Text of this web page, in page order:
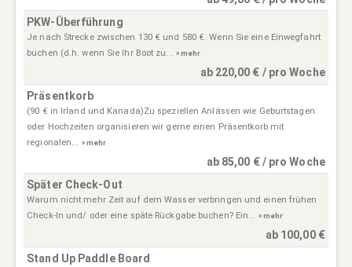
PKW-Überführung
Je nach Strecke zwischen 130 € und 580 €. Wenn Sie eine Einwegfahrt
buchen (d.h. wenn Sie Ihr Boot zu... » mehr
ab 220,00 € / pro Woche
Präsentkorb
(90 € in Irland und Kanada)Zu speziellen Anlässen wie Geburtstagen
oder Hochzeiten organisieren wir gerne einen Präsentkorb mit
regionalen... » mehr
ab 85,00 € / pro Woche
Später Check-Out
Warum nicht mehr Zeit auf dem Wasser verbringen und einen frühen
Check-In und/ oder eine späte Rückgabe buchen? Ein... » mehr
ab 100,00 €
Stand Up Paddle Board